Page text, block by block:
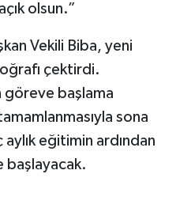
olsun.”
Vekili Biba, yeni
çektirdi.
göreve başlama
sona
eğitimin ardından
başlayacak.